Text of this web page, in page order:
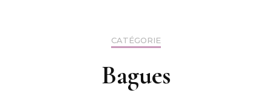
CATÉGORIE
Bagues